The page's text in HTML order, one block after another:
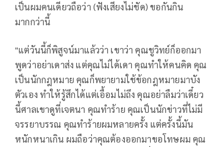
เป็นผมคนเดียวถือว่า (ฟังเสียงไม่ชัด) ขอกันกิน
มากกว่านี้
"แต่วันนี้ก็พิสูจน์มาแล้วว่า เขาว่า คุณชูวิทย์ก็ออกมา
พูดว่าอย่าเดาส่ง แต่คุณไม่ได้เดา คุณทำให้คนคิด คุณ
เป็นนักกฎหมาย คุณก็พยายามใช้ข้อกฎหมายมาบัง
ตัวเอง ทำให้รู้สึกได้แต่เอื้อมไม่ถึง คุณอย่าลืมว่าเดี๋ยว
นี้ศาลเขาดูที่เจตนา คุณทำร้าย คุณเป็นนักข่าวที่ไม่มี
จรรยาบรรณ คุณทำร้ายผมหลายครั้ง แต่ครั้งนี้มัน
หนักหนาเกิน ผมถือว่าคุณต้องออกมาขอโทษผม คุณ